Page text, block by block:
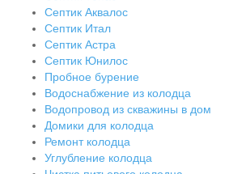
Септик Аквалос
Септик Итал
Септик Астра
Септик Юнилос
Пробное бурение
Водоснабжение из колодца
Водопровод из скважины в дом
Домики для колодца
Ремонт колодца
Углубление колодца